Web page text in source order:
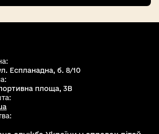
Еспланадна, б. 8/10
площа, 3В